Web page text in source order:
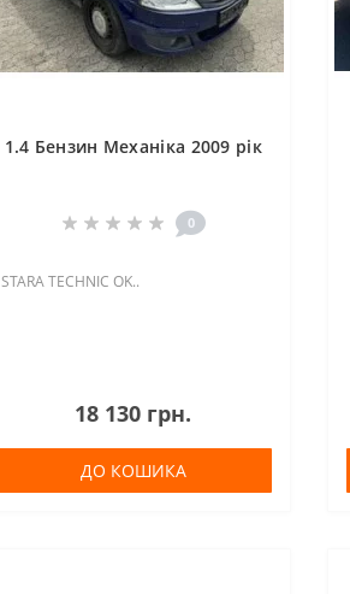
1.4 Бензин Механіка 2009 рік
0
STARA TECHNIC OK..
18 130 грн.
ДО КОШИКА